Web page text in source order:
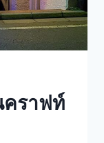
คราฟท์